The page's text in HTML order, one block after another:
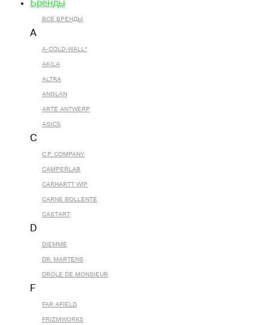
Бренды
ВСЕ БРЕНДЫ
A
A-COLD-WALL*
AKILA
ALTRA
ANGLAN
ARTE ANTWERP
ASICS
C
C.P. COMPANY
CAMPERLAB
CARHARTT WIP
CARNE BOLLENTE
CASTART
D
DIEMME
DR. MARTENS
DROLE DE MONSIEUR
F
FAR AFIELD
FRIZMWORKS